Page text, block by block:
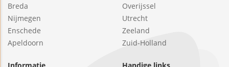
Breda
Nijmegen
Enschede
Apeldoorn
Overijssel
Utrecht
Zeeland
Zuid-Holland